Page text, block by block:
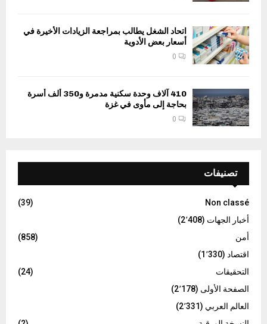
اتحاد الشغل يطالب بمراجعة الزيادات الأخيرة في
أسعار بعض الأدوية
0
410 آلاف وحدة سكنية مدمرة و350 ألف أسرة
بحاجة إلى مأوى في غزة
0
تصنيفات
Non classé
(39)
أخبار الجهات (2٬408)
أمن
(858)
اقتصاد (1٬330)
التحقيقات
(24)
الصفحة الأولى (2٬178)
العالم العربي (2٬331)